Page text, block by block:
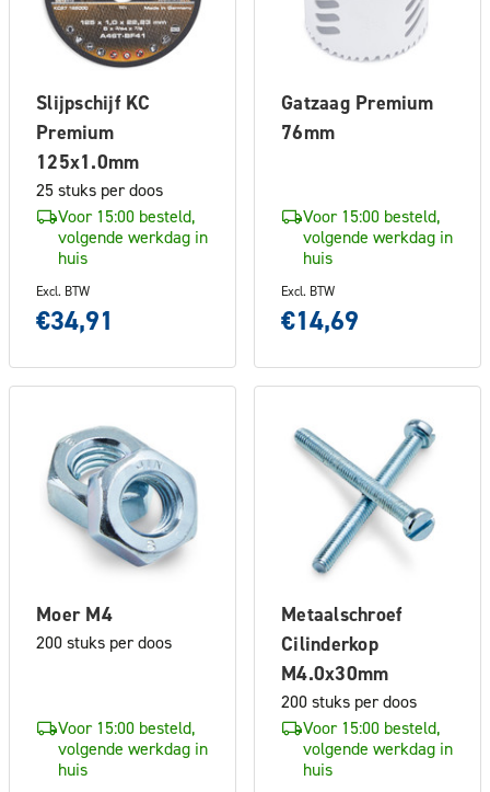
Slijpschijf KC
Premium
125x1.0mm
25 stuks per doos
Voor 15:00 besteld,
volgende werkdag in
huis
Excl. BTW
€34,91
Gatzaag Premium
76mm
Voor 15:00 besteld,
volgende werkdag in
huis
Excl. BTW
€14,69
Moer M4
200 stuks per doos
Voor 15:00 besteld,
volgende werkdag in
huis
Metaalschroef
Cilinderkop
M4.0x30mm
200 stuks per doos
Voor 15:00 besteld,
volgende werkdag in
huis